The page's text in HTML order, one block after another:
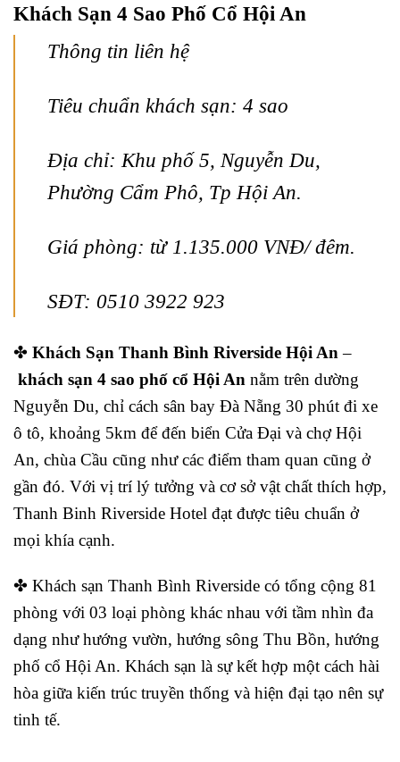
Khách Sạn 4 Sao Phố Cổ Hội An
Thông tin liên hệ
Tiêu chuẩn khách sạn: 4 sao
Địa chỉ: Khu phố 5, Nguyễn Du,
Phường Cẩm Phô, Tp Hội An.
Giá phòng: từ 1.135.000 VNĐ/ đêm.
SĐT: 0510 3922 923
✤ Khách Sạn Thanh Bình Riverside Hội An –
khách sạn 4 sao phố cổ Hội An nằm trên dường
Nguyễn Du, chỉ cách sân bay Đà Nẵng 30 phút đi xe
ô tô, khoảng 5km để đến biển Cửa Đại và chợ Hội
An, chùa Cầu cũng như các điểm tham quan cũng ở
gần đó. Với vị trí lý tưởng và cơ sở vật chất thích hợp,
Thanh Binh Riverside Hotel đạt được tiêu chuẩn ở
mọi khía cạnh.
✤ Khách sạn Thanh Bình Riverside có tổng cộng 81
phòng với 03 loại phòng khác nhau với tầm nhìn đa
dạng như hướng vườn, hướng sông Thu Bồn, hướng
phố cổ Hội An. Khách sạn là sự kết hợp một cách hài
hòa giữa kiến trúc truyền thống và hiện đại tạo nên sự
tinh tế.